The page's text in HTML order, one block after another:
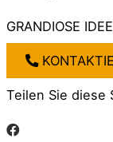
GRANDIOSE
Teilen Sie diese